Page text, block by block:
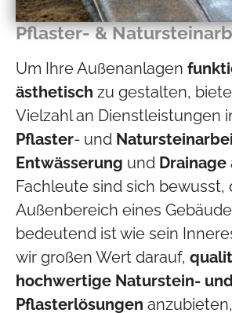
Pflaster- &
Um Ihre Außenanlagen
ästhetisch zu gestalten,
Vielzahl an Dienstleistungen
Pflaster- und
Entwässerung und Drainage
Fachleute sind sich bewusst,
Außenbereich eines
bedeutend ist wie sein
wir großen Wert darauf,
hochwertige Naturstein-
Pflasterlösungen